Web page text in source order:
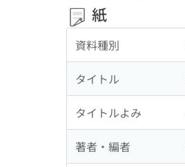
紙
資料種別
タイトル
タイトルよみ
著者・編者